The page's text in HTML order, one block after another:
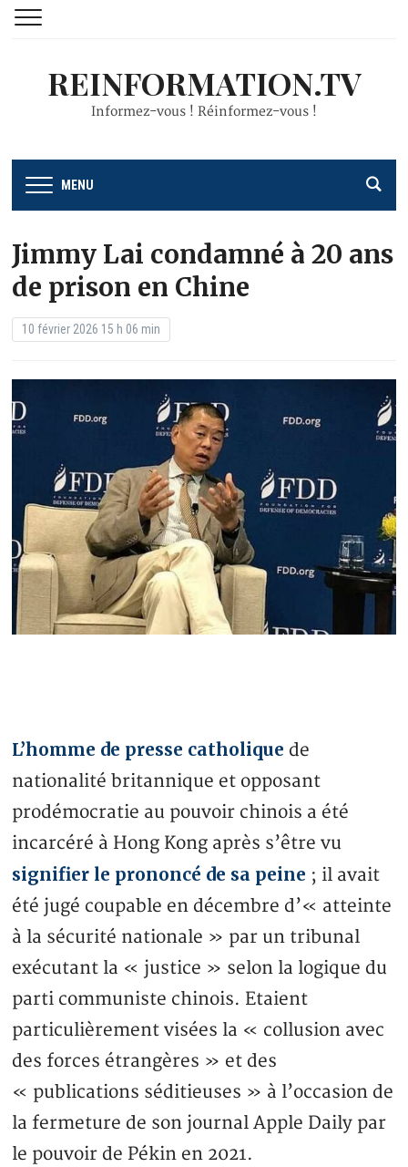
REINFORMATION.TV
Informez-vous ! Réinformez-vous !
MENU
Jimmy Lai condamné à 20 ans
de prison en Chine
10 février 2026 15 h 06 min
L’homme de presse catholique de
nationalité britannique et opposant
prodémocratie au pouvoir chinois a été
incarcéré à Hong Kong après s’être vu
signifier le prononcé de sa peine ; il avait
été jugé coupable en décembre d’« atteinte
à la sécurité nationale » par un tribunal
exécutant la « justice » selon la logique du
parti communiste chinois. Etaient
particulièrement visées la « collusion avec
des forces étrangères » et des
« publications séditieuses » à l’occasion de
la fermeture de son journal Apple Daily par
le pouvoir de Pékin en 2021.